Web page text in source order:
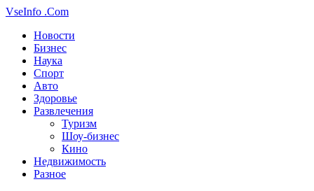
VseInfo .Com
Новости
Бизнес
Наука
Спорт
Авто
Здоровье
Развлечения
Туризм
Шоу-бизнес
Кино
Недвижимость
Разное